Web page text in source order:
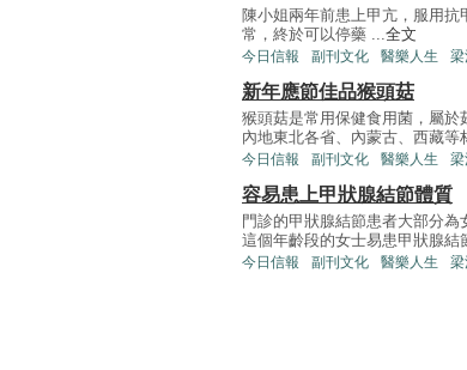
陳小姐兩年前患上甲亢，服用
常，終於可以停藥 ...全文
今日信報 副刊文化 醫樂人生
新年應節佳品猴頭菇
猴頭菇是常用保健食用菌，屬於
內地東北各省、內蒙古、西藏等
今日信報 副刊文化 醫樂人生
容易患上甲狀腺結節體質
門診的甲狀腺結節患者大部分
這個年齡段的女士易患甲狀腺結
今日信報 副刊文化 醫樂人生